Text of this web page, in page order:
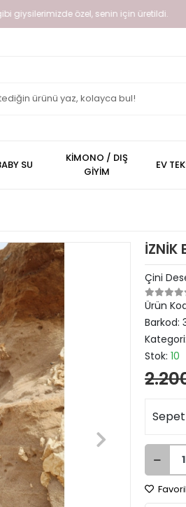
özel, senin için üretildi.
SU
KİMONO / DIŞ
GİYİM
EV
İZNİK
Çini
Ürün
Barkod:
Kategori:
Stok: 10